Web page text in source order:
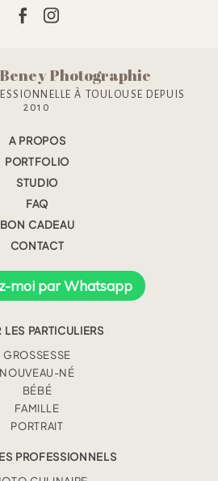
Photographie
À TOULOUSE DEPUIS
2010
A PROPOS
PORTFOLIO
STUDIO
FAQ
BON CADEAU
CONTACT
moi par Whatsapp
LES PARTICULIERS
GROSSESSE
NOUVEAU-NÉ
BÉBÉ
FAMILLE
PORTRAIT
PROFESSIONNELS